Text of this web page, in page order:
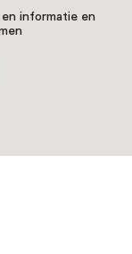
informatie en